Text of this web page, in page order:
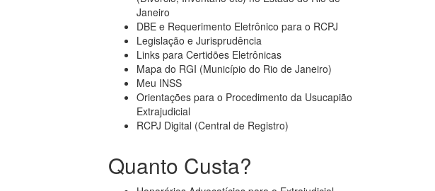
Janeiro
DBE e Requerimento Eletrônico para o RCPJ
Legislação e Jurisprudência
Links para Certidões Eletrônicas
Mapa do RGI (Município do Rio de Janeiro)
Meu INSS
Orientações para o Procedimento da Usucapião
Extrajudicial
RCPJ Digital (Central de Registro)
Quanto Custa?